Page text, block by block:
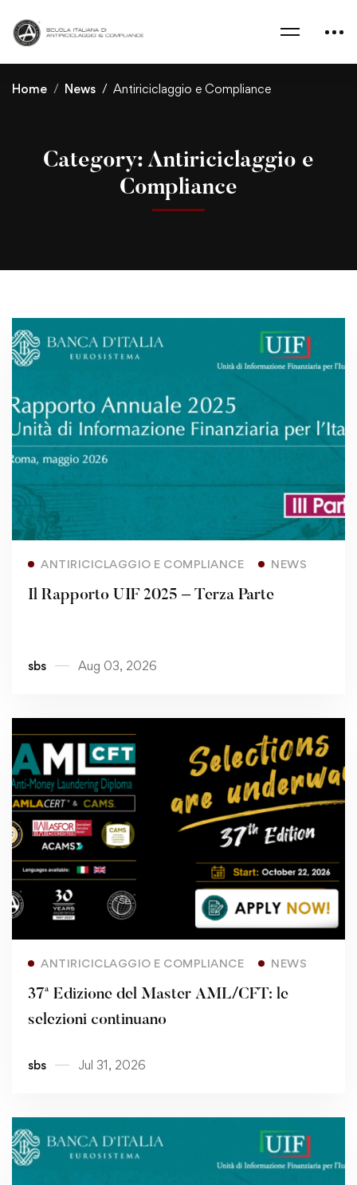
Home News Antiriciclaggio e Compliance
Category: Antiriciclaggio e
Compliance
ANTIRICICLAGGIO E COMPLIANCE NEWS
Il Rapporto UIF 2025 – Terza Parte
sbs Aug 03, 2026
ANTIRICICLAGGIO E COMPLIANCE NEWS
37ª Edizione del Master AML/CFT: le
selezioni continuano
sbs Jul 31, 2026